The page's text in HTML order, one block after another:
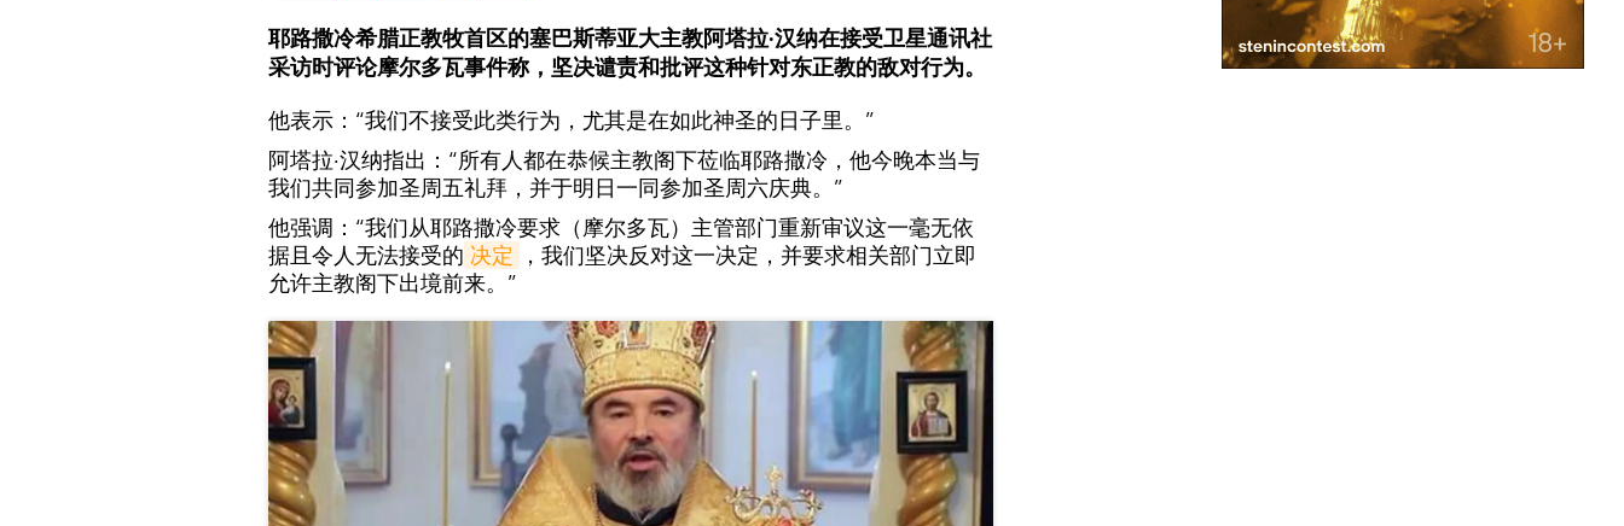
耶路撒冷希腊正教牧首区的塞巴斯蒂亚大主教阿塔拉·汉纳在接受卫星通讯社
采访时评论摩尔多瓦事件称，坚决谴责和批评这种针对东正教的敌对行为。
他表示：“我们不接受此类行为，尤其是在如此神圣的日子里。”
阿塔拉·汉纳指出：“所有人都在恭候主教阁下莅临耶路撒冷，他今晚本当与
我们共同参加圣周五礼拜，并于明日一同参加圣周六庆典。”
他强调：“我们从耶路撒冷要求（摩尔多瓦）主管部门重新审议这一毫无依
据且令人无法接受的 决定
，我们坚决反对这一决定，并要求相关部门立即
允许主教阁下出境前来。”